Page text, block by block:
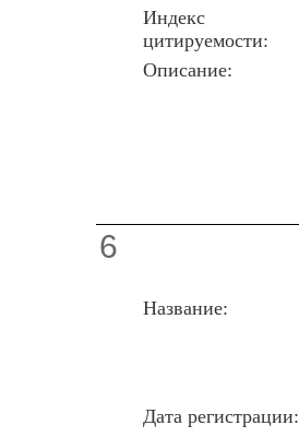
Индекс
цитируемости:
Описание:
6
Название:
Дата регистрации: